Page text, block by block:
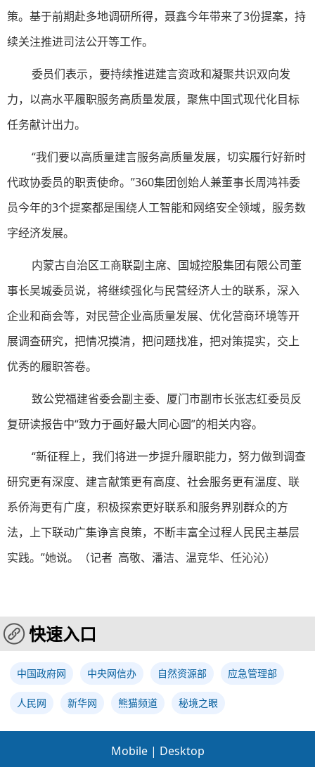
策。基于前期赴多地调研所得，聂鑫今年带来了3份提案，持
续关注推进司法公开等工作。
委员们表示，要持续推进建言资政和凝聚共识双向发
力，以高水平履职服务高质量发展，聚焦中国式现代化目标
任务献计出力。
“我们要以高质量建言服务高质量发展，切实履行好新时
代政协委员的职责使命。”360集团创始人兼董事长周鸿祎委
员今年的3个提案都是围绕人工智能和网络安全领域，服务数
字经济发展。
内蒙古自治区工商联副主席、国城控股集团有限公司董
事长吴城委员说，将继续强化与民营经济人士的联系，深入
企业和商会等，对民营企业高质量发展、优化营商环境等开
展调查研究，把情况摸清，把问题找准，把对策提实，交上
优秀的履职答卷。
致公党福建省委会副主委、厦门市副市长张志红委员反
复研读报告中“致力于画好最大同心圆”的相关内容。
“新征程上，我们将进一步提升履职能力，努力做到调查
研究更有深度、建言献策更有高度、社会服务更有温度、联
系侨海更有广度，积极探索更好联系和服务界别群众的方
法，上下联动广集诤言良策，不断丰富全过程人民民主基层
实践。”她说。（记者 高敬、潘洁、温竞华、任沁沁）
快速入口
中国政府网 中央网信办 自然资源部 应急管理部
人民网 新华网 熊猫频道 秘境之眼
Mobile | Desktop